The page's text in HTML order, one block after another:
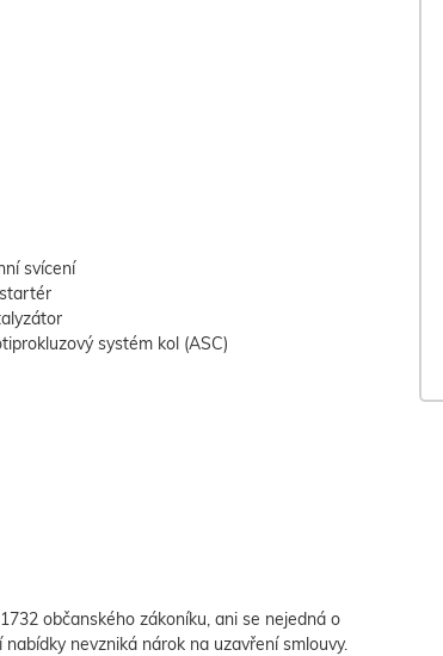
svícení
systém kol (ASC)
občanského zákoníku, ani se nejedná o
nevzniká nárok na uzavření smlouvy.